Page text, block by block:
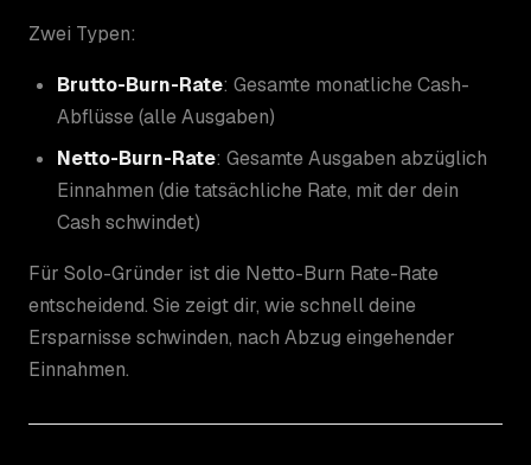
Zwei Typen:
Brutto-Burn-Rate: Gesamte monatliche Cash-
Abflüsse (alle Ausgaben)
Netto-Burn-Rate: Gesamte Ausgaben abzüglich
Einnahmen (die tatsächliche Rate, mit der dein
Cash schwindet)
Für Solo-Gründer ist die Netto-Burn Rate-Rate
entscheidend. Sie zeigt dir, wie schnell deine
Ersparnisse schwinden, nach Abzug eingehender
Einnahmen.